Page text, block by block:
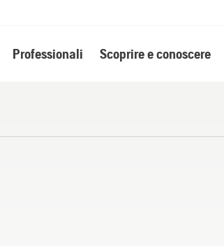
Professionali Scoprire e conoscere